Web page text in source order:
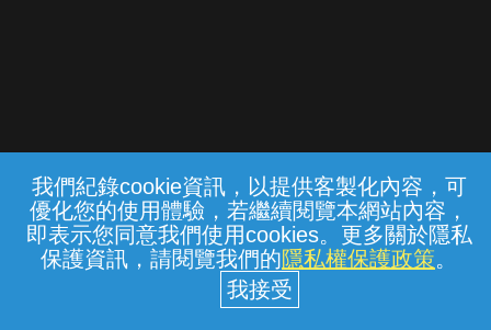
我們紀錄cookie資訊，以提供客製化內容，可
優化您的使用體驗，若繼續閱覽本網站內容，
即表示您同意我們使用cookies。更多關於隱私
保護資訊，請閱覽我們的隱私權保護政策。
常見問題 線上客服 服務條款 隱私權保護
中華電信股份有限公司個人家庭分公司
(統一編號：96979949) © 2026
{{notifyMsg}}